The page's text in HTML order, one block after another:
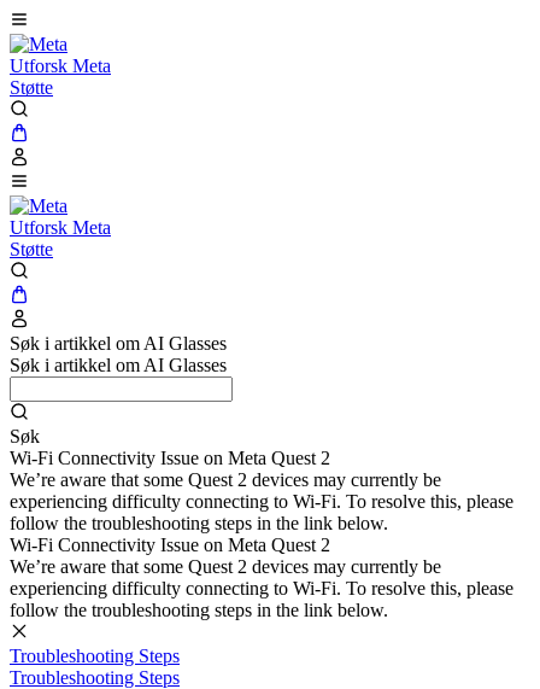
Utforsk Meta
Støtte
Utforsk Meta
Støtte
Søk i artikkel om AI Glasses
Søk i artikkel om AI Glasses
Søk
Wi-Fi Connectivity Issue on Meta Quest 2
We’re aware that some Quest 2 devices may currently be
experiencing difficulty connecting to Wi-Fi. To resolve this, please
follow the troubleshooting steps in the link below.
Wi-Fi Connectivity Issue on Meta Quest 2
We’re aware that some Quest 2 devices may currently be
experiencing difficulty connecting to Wi-Fi. To resolve this, please
follow the troubleshooting steps in the link below.
Troubleshooting Steps
Troubleshooting Steps